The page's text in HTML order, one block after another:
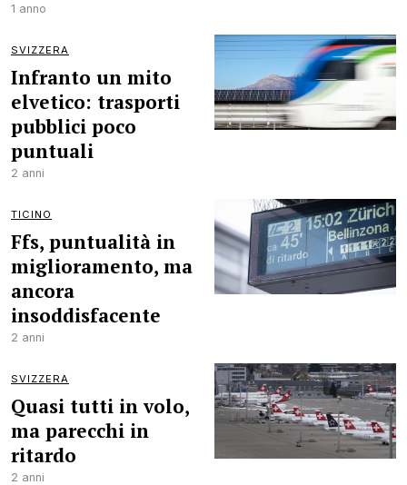
1 anno
SVIZZERA
Infranto un mito
elvetico: trasporti
pubblici poco
puntuali
2 anni
TICINO
Ffs, puntualità in
miglioramento, ma
ancora
insoddisfacente
2 anni
SVIZZERA
Quasi tutti in volo,
ma parecchi in
ritardo
2 anni